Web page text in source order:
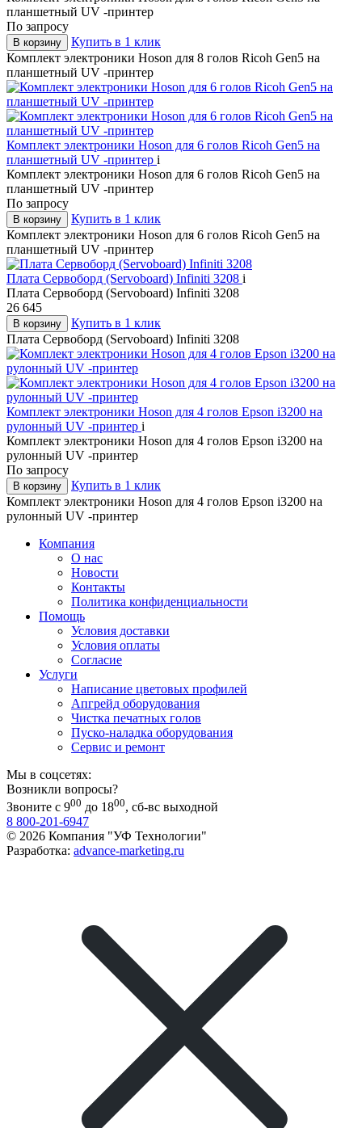
планшетный UV -принтер
По запросу
В корзину
Купить в 1 клик
Комплект электроники Hoson для 8 голов Ricoh Gen5 на
планшетный UV -принтер
Комплект электроники Hoson для 6 голов Ricoh Gen5 на
планшетный UV -принтер i
Комплект электроники Hoson для 6 голов Ricoh Gen5 на
планшетный UV -принтер
По запросу
В корзину
Купить в 1 клик
Комплект электроники Hoson для 6 голов Ricoh Gen5 на
планшетный UV -принтер
Плата Сервоборд (Servoboard) Infiniti 3208 i
Плата Сервоборд (Servoboard) Infiniti 3208
26 645
В корзину
Купить в 1 клик
Плата Сервоборд (Servoboard) Infiniti 3208
Комплект электроники Hoson для 4 голов Epson i3200 на
рулонный UV -принтер i
Комплект электроники Hoson для 4 голов Epson i3200 на
рулонный UV -принтер
По запросу
В корзину
Купить в 1 клик
Комплект электроники Hoson для 4 голов Epson i3200 на
рулонный UV -принтер
Компания
О нас
Новости
Контакты
Политика конфиденциальности
Помощь
Условия доставки
Условия оплаты
Согласие
Услуги
Написание цветовых профилей
Апгрейд оборудования
Чистка печатных голов
Пуско-наладка оборудования
Сервис и ремонт
Мы в соцсетях:
Возникли вопросы?
Звоните с 900 до 1800, сб-вс выходной
8 800-201-6947
© 2026 Компания "УФ Технологии"
Разработка: advance-marketing.ru